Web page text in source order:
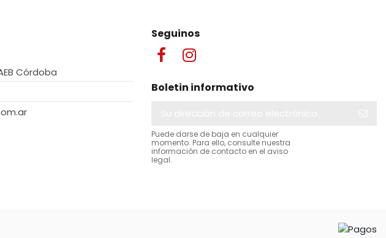
Córdoba
Seguinos
Boletin informativo
Puede darse de baja en cualquier
momento. Para ello, consulte nuestra
información de contacto en el aviso
legal.